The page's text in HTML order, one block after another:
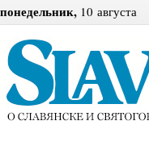
понедельник, 10 августа